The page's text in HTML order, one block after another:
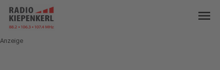
menu
Anzeige